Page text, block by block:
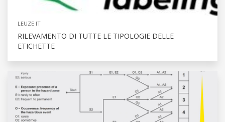
LEUZE IT
RILEVAMENTO DI TUTTE LE TIPOLOGIE DELLE
ETICHETTE